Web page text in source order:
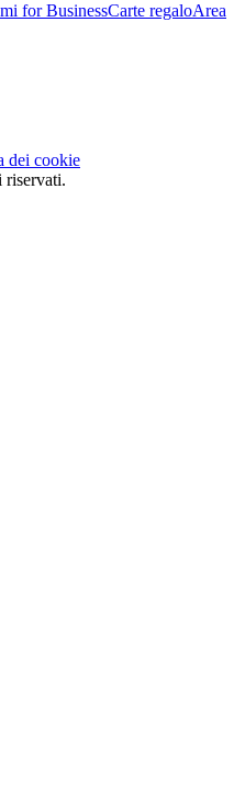
for BusinessCarte regaloArea
dei cookie